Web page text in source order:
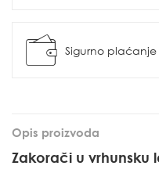
Sigurno plaćanje
Opis proizvoda
Zakorači u vrhunsku